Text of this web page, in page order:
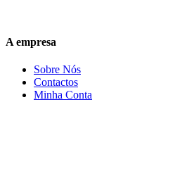
A empresa
Sobre Nós
Contactos
Minha Conta